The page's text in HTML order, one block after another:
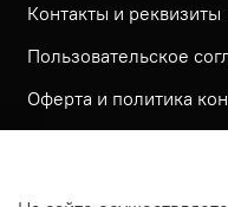
Контакты и реквизиты
Пользовательское
Оферта и политика